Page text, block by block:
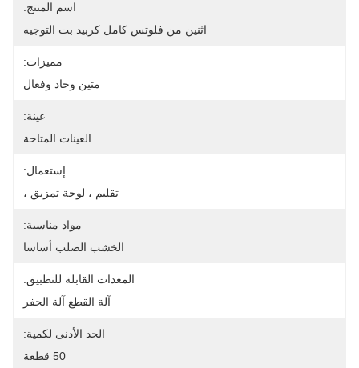
اسم المنتج:
اثنين من فلوتس كامل كربيد بت التوجيه
مميزات:
متين وحاد وفعال
عينة:
العينات المتاحة
إستعمال:
تقليم ، لوحة تمزيق ،
مواد مناسبة:
الخشب الصلب أساسا
المعدات القابلة للتطبيق:
آلة القطع آلة الحفر
الحد الأدنى لكمية:
50 قطعة